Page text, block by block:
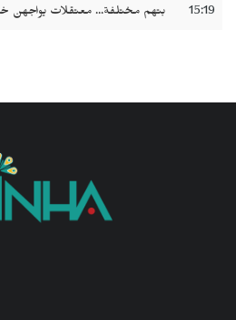
15:19 بتهم مختلفة... معتقلات يواجهن